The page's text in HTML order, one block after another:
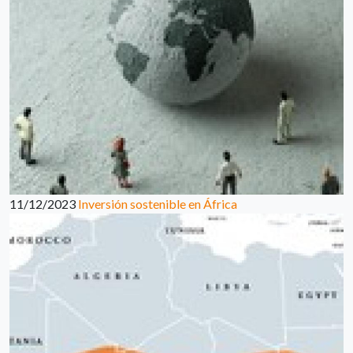
11/12/2023 Inversión sostenible en África